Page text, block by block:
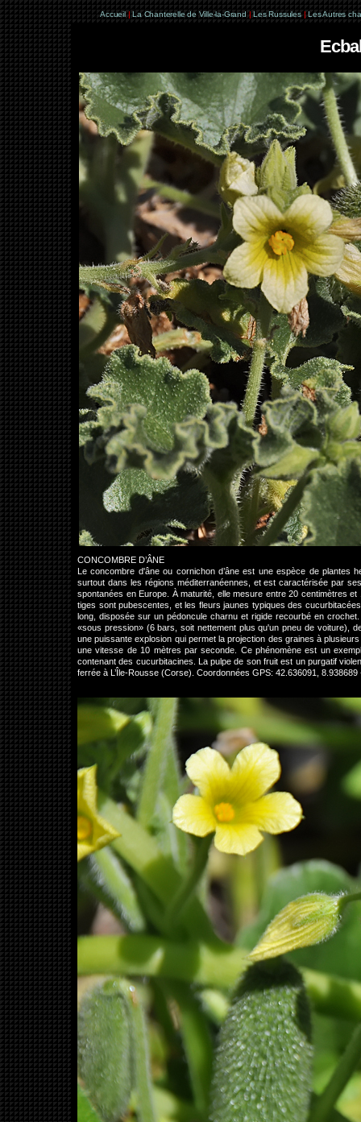
Accueil | La Chanterelle de Ville-la-Grand | Les Russules | Les Autres
CONCOMBRE D’ÂNE
Le concombre d'âne ou cornichon d’âne est une espèce de plantes
surtout dans les régions méditerranéennes, et est caractérisée par
spontanées en Europe. À maturité, elle mesure entre 20 centimètres
tiges sont pubescentes, et les fleurs jaunes typiques des
long, disposée sur un pédoncule charnu et rigide recourbé en
«sous pression» (6 bars, soit nettement plus qu'un pneu de voiture),
une puissante explosion qui permet la projection des graines à
une vitesse de 10 mètres par seconde. Ce phénomène est un
contenant des cucurbitacines. La pulpe de son fruit est un purgatif
ferrée à L’Île-Rousse (Corse). Coordonnées GPS: 42.636091, 8.938689